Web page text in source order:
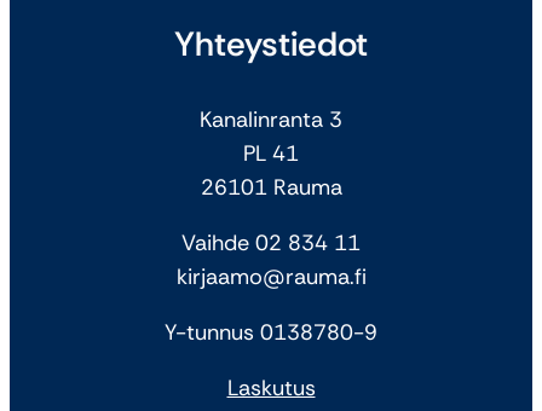
Yhteystiedot
Kanalinranta 3
PL 41
26101 Rauma
Vaihde 02 834 11
kirjaamo@rauma.fi
Y-tunnus 0138780-9
Laskutus